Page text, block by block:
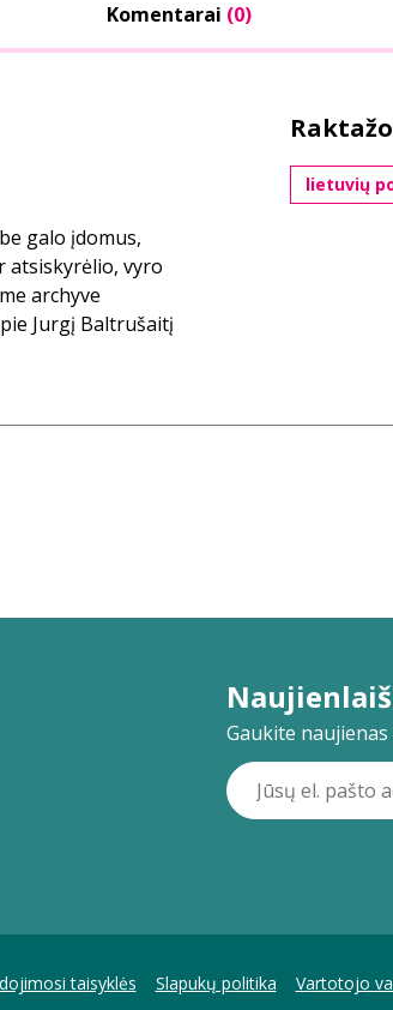
Komentarai (0)
galo įdomus,
atsiskyrėlio, vyro
archyve
Jurgį Baltrušaitį
lietuvių
Gaukite
taisyklės Slapukų politika Vartotojo